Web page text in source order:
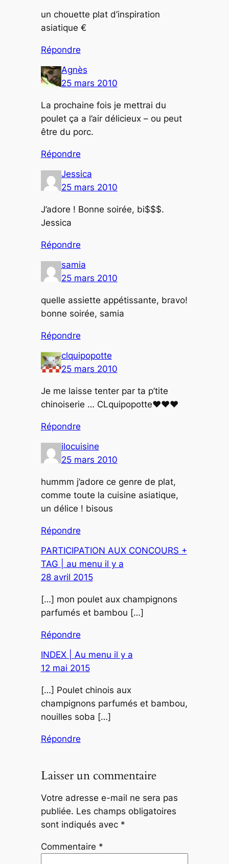
un chouette plat d’inspiration
asiatique €
Répondre
Agnès
25 mars 2010
La prochaine fois je mettrai du
poulet ça a l’air délicieux – ou peut
être du porc.
Répondre
Jessica
25 mars 2010
J’adore ! Bonne soirée, bi$$$.
Jessica
Répondre
samia
25 mars 2010
quelle assiette appétissante, bravo!
bonne soirée, samia
Répondre
clquipopotte
25 mars 2010
Je me laisse tenter par ta p’tite
chinoiserie … CLquipopotte♥♥♥
Répondre
ilocuisine
25 mars 2010
hummm j’adore ce genre de plat,
comme toute la cuisine asiatique,
un délice ! bisous
Répondre
PARTICIPATION AUX CONCOURS +
TAG | au menu il y a
28 avril 2015
[…] mon poulet aux champignons
parfumés et bambou […]
Répondre
INDEX | Au menu il y a
12 mai 2015
[…] Poulet chinois aux
champignons parfumés et bambou,
nouilles soba […]
Répondre
Laisser un commentaire
Votre adresse e-mail ne sera pas
publiée. Les champs obligatoires
sont indiqués avec *
Commentaire *